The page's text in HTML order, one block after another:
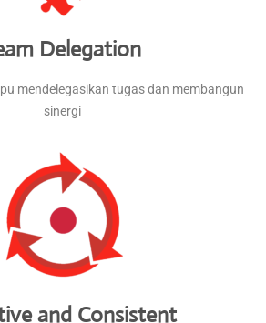
Delegation
mendelegasikan tugas dan membangun
sinergi
and Consistent